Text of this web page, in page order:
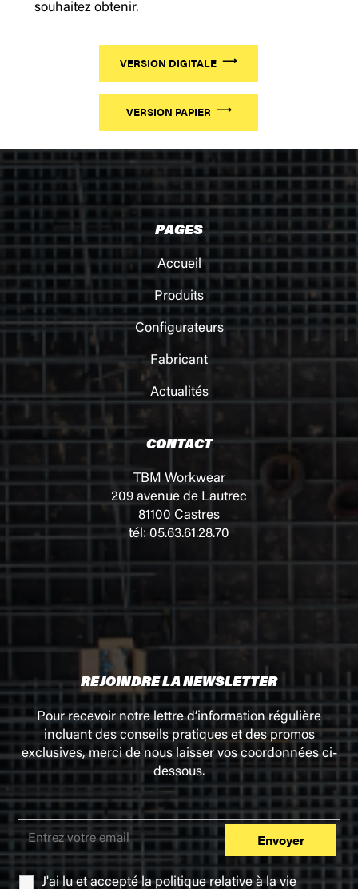
souhaitez obtenir.
VERSION DIGITALE
VERSION PAPIER
PAGES
Accueil
Produits
Configurateurs
Fabricant
Actualités
CONTACT
TBM Workwear
209 avenue de Lautrec
81100 Castres
tél: 05.63.61.28.70
REJOINDRE LA NEWSLETTER
Pour recevoir notre lettre d’information régulière
incluant des conseils pratiques et des promos
exclusives, merci de nous laisser vos coordonnées ci-
dessous.
J'ai lu et accepté lapolitique relative à la vie